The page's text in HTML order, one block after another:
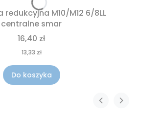
redukcyjna M10/M12 6/8LL
centralne smar
16,40 zł
13,33 zł
Do koszyka